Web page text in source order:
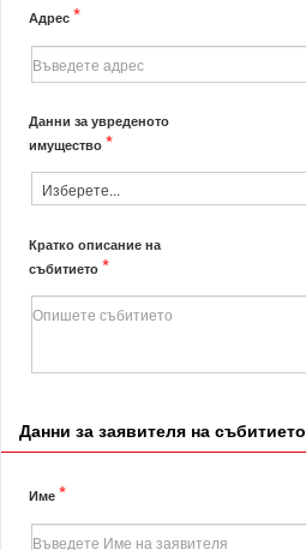
Адрес*
Данни за увреденото
имущество*
Изберете...
Кратко описание на
събитието*
Данни за заявителя на събитието
Име*